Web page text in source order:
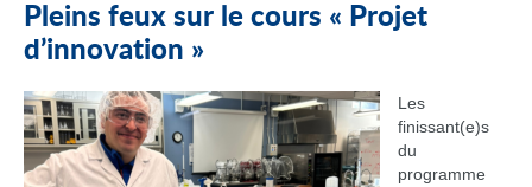
Pleins feux sur le cours « Projet
d’innovation »
Les
finissant(e)s
du
programme